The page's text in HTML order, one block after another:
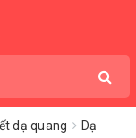
dạ quang
Dạ